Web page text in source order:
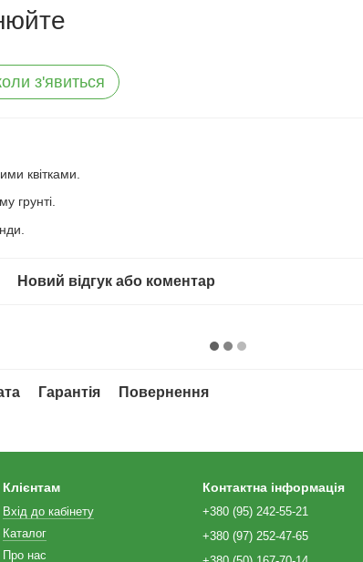
з'явиться
квітками.
грунті.
Новий відгук або коментар
Гарантія Повернення
Клієнтам
Вхід до кабінету
Каталог
Про нас
Контактна інформація
+380 (95) 242-55-21
+380 (97) 252-47-65